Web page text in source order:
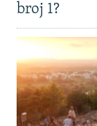
broj 1?